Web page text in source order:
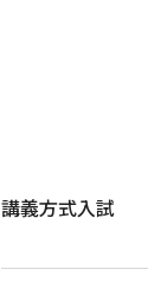
講義方式入試